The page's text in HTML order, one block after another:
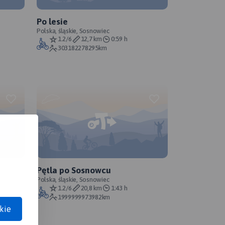
Po lesie
Polska, śląskie, Sosnowiec
1.2/6
12,7 km
0:59 h
303182278295km
Pętla po Sosnowcu
Polska, śląskie, Sosnowiec
1.2/6
20,8 km
1:43 h
1999999973982km